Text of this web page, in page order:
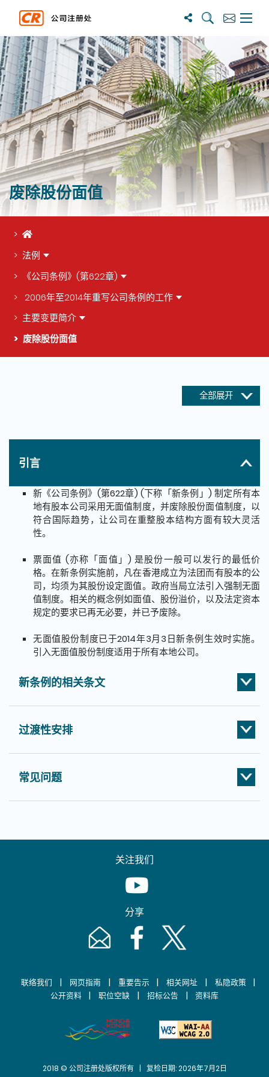
搜尋 訂閱主選
废除股份面值
首页
法例
《公司条例》(第622章)
2006年至2014年重写公司条例的工作
主要变更简介
废除股份面值
全部展开
引言
新《公司条例》(第622章) (下称「新条例」) 制定所有本
地有股本公司采用无面值制度，并废除股份面值制度，以
符合国际趋势，让公司在重整股本结构方面有较大灵活
性。
票面值 (亦称「面值」) 是股份一般可以发行的最低价
格。在新条例实施前，凡在香港成立为法团而有股本的公
司，均须为其股份设定面值。政府当局立法引入强制无面
值制度。相关的概念例如面值、股份溢价，以及法定资本
规定的要求已再无必要，并已予废除。
无面值股份制度已于2014年3月3日新条例生效时实施。
引入无面值股份制度适用于所有本地公司。
新条例的相关条文
过渡性安排
常见问题
关注我们
Youtube [This link will pop up in
分享
Email [This link will pop up in a new
Facebook [This link will pop up
Twitter [This link will
联络我们 | 网页指南 | 重要告示 | 相关网址 | 私隐政策 |
公开资料 | 职位空缺 | 招标公告 | 资料库
2018 © 公司注册处版权所有 | 复检日期: 2026年7月2日